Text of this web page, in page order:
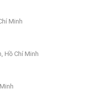
Minh
Hồ Chí Minh